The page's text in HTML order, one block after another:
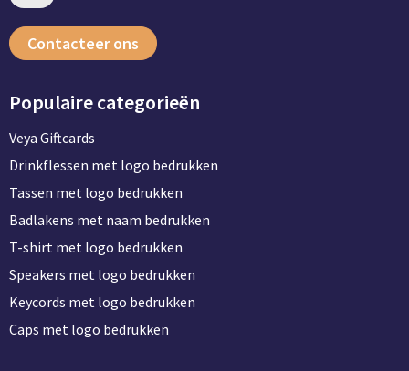
Contacteer ons
Populaire categorieën
Veya Giftcards
Drinkflessen met logo bedrukken
Tassen met logo bedrukken
Badlakens met naam bedrukken
T-shirt met logo bedrukken
Speakers met logo bedrukken
Keycords met logo bedrukken
Caps met logo bedrukken